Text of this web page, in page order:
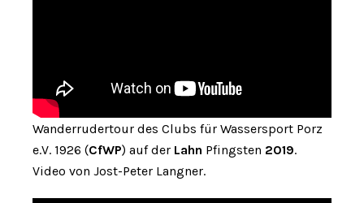
Wanderrudertour des Clubs für Wassersport Porz
e.V. 1926 (CfWP) auf der Lahn Pfingsten 2019.
Video von Jost-Peter Langner.